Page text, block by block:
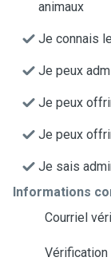
animaux
Je connais
Je peux
Je peux
Je peux
Je sais
Informations
Courriel
Vérification